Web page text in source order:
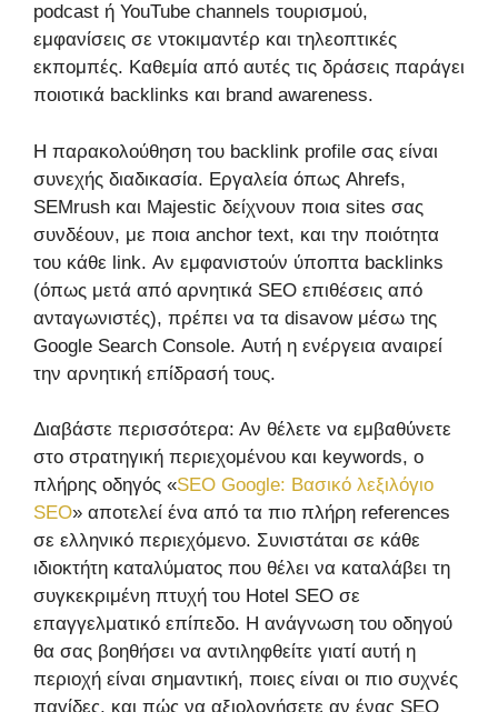
podcast ή YouTube channels τουρισμού,
εμφανίσεις σε ντοκιμαντέρ και τηλεοπτικές
εκπομπές. Καθεμία από αυτές τις δράσεις παράγει
ποιοτικά backlinks και brand awareness.
Η παρακολούθηση του backlink profile σας είναι
συνεχής διαδικασία. Εργαλεία όπως Ahrefs,
SEMrush και Majestic δείχνουν ποια sites σας
συνδέουν, με ποια anchor text, και την ποιότητα
του κάθε link. Αν εμφανιστούν ύποπτα backlinks
(όπως μετά από αρνητικά SEO επιθέσεις από
ανταγωνιστές), πρέπει να τα disavow μέσω της
Google Search Console. Αυτή η ενέργεια αναιρεί
την αρνητική επίδρασή τους.
Διαβάστε περισσότερα: Αν θέλετε να εμβαθύνετε
στο στρατηγική περιεχομένου και keywords, ο
πλήρης οδηγός «SEO Google: Βασικό λεξιλόγιο
SEO» αποτελεί ένα από τα πιο πλήρη references
σε ελληνικό περιεχόμενο. Συνιστάται σε κάθε
ιδιοκτήτη καταλύματος που θέλει να καταλάβει τη
συγκεκριμένη πτυχή του Hotel SEO σε
επαγγελματικό επίπεδο. Η ανάγνωση του οδηγού
θα σας βοηθήσει να αντιληφθείτε γιατί αυτή η
περιοχή είναι σημαντική, ποιες είναι οι πιο συχνές
παγίδες, και πώς να αξιολογήσετε αν ένας SEO